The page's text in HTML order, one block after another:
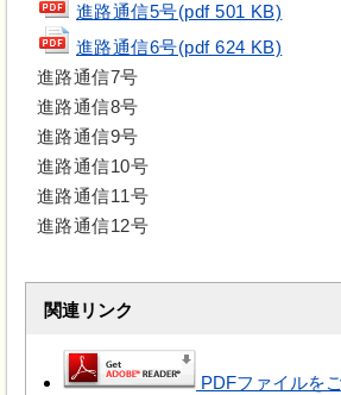
進路通信5号(pdf 501 KB)
進路通信6号(pdf 624 KB)
進路通信7号
進路通信8号
進路通信9号
進路通信10号
進路通信11号
進路通信12号
関連リンク
PDFファイルを